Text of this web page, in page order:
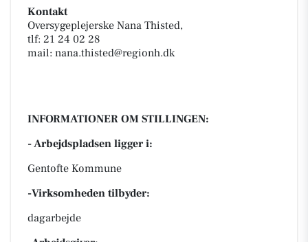
Kontakt
Oversygeplejerske Nana Thisted,
tlf: 21 24 02 28
mail: nana.thisted@regionh.dk
INFORMATIONER OM STILLINGEN:
- Arbejdspladsen ligger i:
Gentofte Kommune
-Virksomheden tilbyder:
dagarbejde